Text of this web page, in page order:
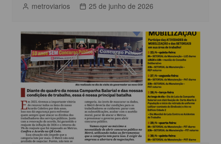
metroviarios 25 de junho de 2026